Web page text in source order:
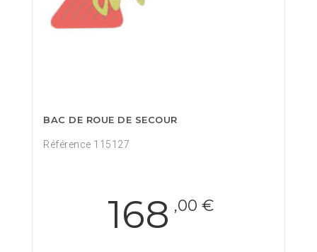
BAC DE ROUE DE SECOUR
Référence 115127
168 ,00 €